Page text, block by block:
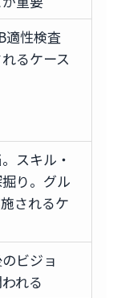
適性検査
るケース
スキル・
り。グル
されるケ
ビジョ
れる